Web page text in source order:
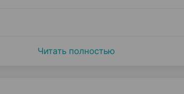
Читать полностью